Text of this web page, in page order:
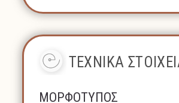
ΤΕΧΝΙΚΑ
ΜΟΡΦΟΤΥΠΟΣ